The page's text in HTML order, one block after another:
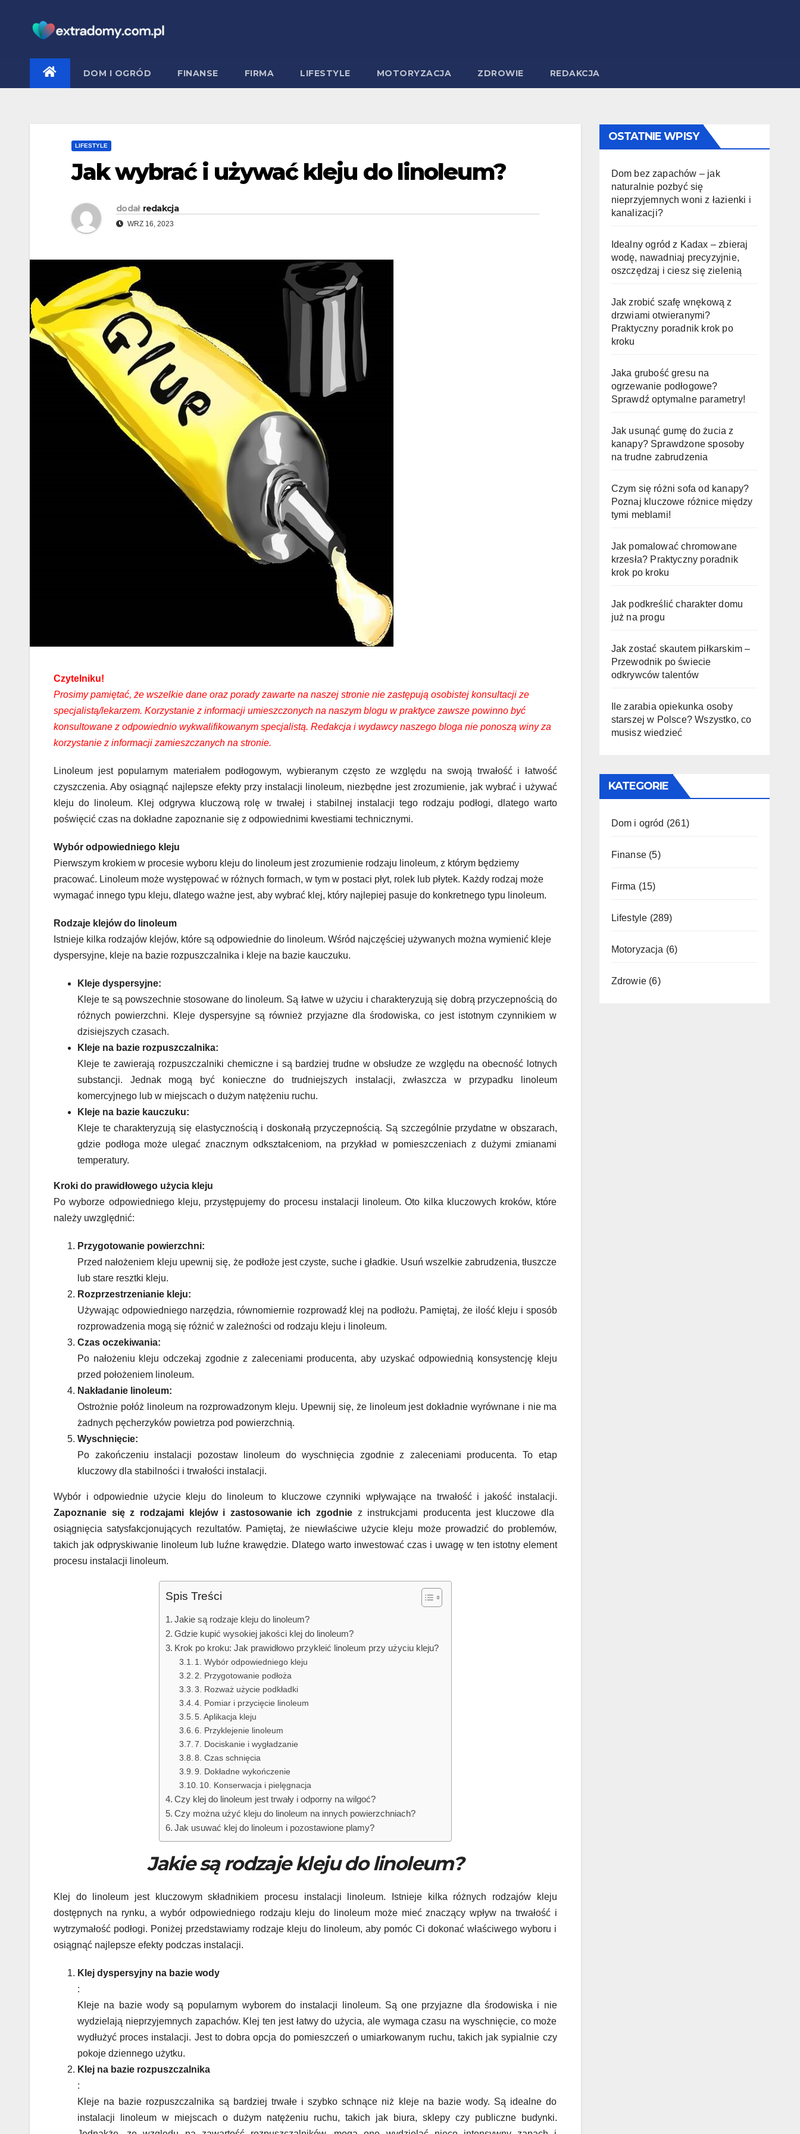
DOM I OGRÓD FINANSE FIRMA LIFESTYLE MOTORYZACJA ZDROWIE REDAKCJA
LIFESTYLE
Jak wybrać i używać kleju do linoleum?
dodał redakcja
WRZ 16, 2023
Czytelniku!
Prosimy pamiętać, że wszelkie dane oraz porady zawarte na naszej stronie nie zastępują osobistej konsultacji ze
specjalistą/lekarzem. Korzystanie z informacji umieszczonych na naszym blogu w praktyce zawsze powinno być
konsultowane z odpowiednio wykwalifikowanym specjalistą. Redakcja i wydawcy naszego bloga nie ponoszą winy za
korzystanie z informacji zamieszczanych na stronie.
Linoleum jest popularnym materiałem podłogowym, wybieranym często ze względu na swoją trwałość i łatwość
czyszczenia. Aby osiągnąć najlepsze efekty przy instalacji linoleum, niezbędne jest zrozumienie, jak wybrać i używać
kleju do linoleum. Klej odgrywa kluczową rolę w trwałej i stabilnej instalacji tego rodzaju podłogi, dlatego warto
poświęcić czas na dokładne zapoznanie się z odpowiednimi kwestiami technicznymi.
Wybór odpowiedniego kleju
Pierwszym krokiem w procesie wyboru kleju do linoleum jest zrozumienie rodzaju linoleum, z którym będziemy
pracować. Linoleum może występować w różnych formach, w tym w postaci płyt, rolek lub płytek. Każdy rodzaj może
wymagać innego typu kleju, dlatego ważne jest, aby wybrać klej, który najlepiej pasuje do konkretnego typu linoleum.
Rodzaje klejów do linoleum
Istnieje kilka rodzajów klejów, które są odpowiednie do linoleum. Wśród najczęściej używanych można wymienić kleje
dyspersyjne, kleje na bazie rozpuszczalnika i kleje na bazie kauczuku.
Kleje dyspersyjne:
Kleje te są powszechnie stosowane do linoleum. Są łatwe w użyciu i charakteryzują się dobrą przyczepnością do
różnych powierzchni. Kleje dyspersyjne są również przyjazne dla środowiska, co jest istotnym czynnikiem w
dzisiejszych czasach.
Kleje na bazie rozpuszczalnika:
Kleje te zawierają rozpuszczalniki chemiczne i są bardziej trudne w obsłudze ze względu na obecność lotnych
substancji. Jednak mogą być konieczne do trudniejszych instalacji, zwłaszcza w przypadku linoleum
komercyjnego lub w miejscach o dużym natężeniu ruchu.
Kleje na bazie kauczuku:
Kleje te charakteryzują się elastycznością i doskonałą przyczepnością. Są szczególnie przydatne w obszarach,
gdzie podłoga może ulegać znacznym odkształceniom, na przykład w pomieszczeniach z dużymi zmianami
temperatury.
Kroki do prawidłowego użycia kleju
Po wyborze odpowiedniego kleju, przystępujemy do procesu instalacji linoleum. Oto kilka kluczowych kroków, które
należy uwzględnić:
Przygotowanie powierzchni:
Przed nałożeniem kleju upewnij się, że podłoże jest czyste, suche i gładkie. Usuń wszelkie zabrudzenia, tłuszcze
lub stare resztki kleju.
Rozprzestrzenianie kleju:
Używając odpowiedniego narzędzia, równomiernie rozprowadź klej na podłożu. Pamiętaj, że ilość kleju i sposób
rozprowadzenia mogą się różnić w zależności od rodzaju kleju i linoleum.
Czas oczekiwania:
Po nałożeniu kleju odczekaj zgodnie z zaleceniami producenta, aby uzyskać odpowiednią konsystencję kleju
przed położeniem linoleum.
Nakładanie linoleum:
Ostrożnie połóż linoleum na rozprowadzonym kleju. Upewnij się, że linoleum jest dokładnie wyrównane i nie ma
żadnych pęcherzyków powietrza pod powierzchnią.
Wyschnięcie:
Po zakończeniu instalacji pozostaw linoleum do wyschnięcia zgodnie z zaleceniami producenta. To etap
kluczowy dla stabilności i trwałości instalacji.
Wybór i odpowiednie użycie kleju do linoleum to kluczowe czynniki wpływające na trwałość i jakość instalacji.
Zapoznanie się z rodzajami klejów i zastosowanie ich zgodnie z instrukcjami producenta jest kluczowe dla
osiągnięcia satysfakcjonujących rezultatów. Pamiętaj, że niewłaściwe użycie kleju może prowadzić do problemów,
takich jak odpryskiwanie linoleum lub luźne krawędzie. Dlatego warto inwestować czas i uwagę w ten istotny element
procesu instalacji linoleum.
Spis Treści
Jakie są rodzaje kleju do linoleum?
Gdzie kupić wysokiej jakości klej do linoleum?
Krok po kroku: Jak prawidłowo przykleić linoleum przy użyciu kleju?
1. Wybór odpowiedniego kleju
2. Przygotowanie podłoża
3. Rozważ użycie podkładki
4. Pomiar i przycięcie linoleum
5. Aplikacja kleju
6. Przyklejenie linoleum
7. Dociskanie i wygładzanie
8. Czas schnięcia
9. Dokładne wykończenie
10. Konserwacja i pielęgnacja
Czy klej do linoleum jest trwały i odporny na wilgoć?
Czy można użyć kleju do linoleum na innych powierzchniach?
Jak usuwać klej do linoleum i pozostawione plamy?
Jakie są rodzaje kleju do linoleum?
Klej do linoleum jest kluczowym składnikiem procesu instalacji linoleum. Istnieje kilka różnych rodzajów kleju
dostępnych na rynku, a wybór odpowiedniego rodzaju kleju do linoleum może mieć znaczący wpływ na trwałość i
wytrzymałość podłogi. Poniżej przedstawiamy rodzaje kleju do linoleum, aby pomóc Ci dokonać właściwego wyboru i
osiągnąć najlepsze efekty podczas instalacji.
Klej dyspersyjny na bazie wody
:
Kleje na bazie wody są popularnym wyborem do instalacji linoleum. Są one przyjazne dla środowiska i nie
wydzielają nieprzyjemnych zapachów. Klej ten jest łatwy do użycia, ale wymaga czasu na wyschnięcie, co może
wydłużyć proces instalacji. Jest to dobra opcja do pomieszczeń o umiarkowanym ruchu, takich jak sypialnie czy
pokoje dziennego użytku.
Klej na bazie rozpuszczalnika
:
Kleje na bazie rozpuszczalnika są bardziej trwałe i szybko schnące niż kleje na bazie wody. Są idealne do
instalacji linoleum w miejscach o dużym natężeniu ruchu, takich jak biura, sklepy czy publiczne budynki.
OSTATNIE WPISY
Dom bez zapachów – jak
naturalnie pozbyć się
nieprzyjemnych woni z łazienki i
kanalizacji?
Idealny ogród z Kadax – zbieraj
wodę, nawadniaj precyzyjnie,
oszczędzaj i ciesz się zielenią
Jak zrobić szafę wnękową z
drzwiami otwieranymi?
Praktyczny poradnik krok po
kroku
Jaka grubość gresu na
ogrzewanie podłogowe?
Sprawdź optymalne parametry!
Jak usunąć gumę do żucia z
kanapy? Sprawdzone sposoby
na trudne zabrudzenia
Czym się różni sofa od kanapy?
Poznaj kluczowe różnice między
tymi meblami!
Jak pomalować chromowane
krzesła? Praktyczny poradnik
krok po kroku
Jak podkreślić charakter domu
już na progu
Jak zostać skautem piłkarskim –
Przewodnik po świecie
odkrywców talentów
Ile zarabia opiekunka osoby
starszej w Polsce? Wszystko, co
musisz wiedzieć
KATEGORIE
Dom i ogród (261)
Finanse(5)
Firma (15)
Lifestyle (289)
Motoryzacja (6)
Zdrowie(6)